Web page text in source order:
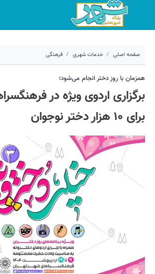
صفحه اصلی خدمات شهری فرهنگی
کد مطلب:67618
همزمان با روز دختر انجام می‌شود؛
برگزاری اردوی ویژه در
برای ۱۰ هزار دختر نوجوان